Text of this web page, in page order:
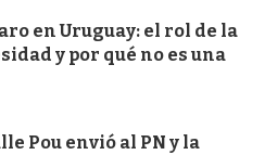
en Uruguay: el rol de la
y por qué no es una
Pou envió al PN y la